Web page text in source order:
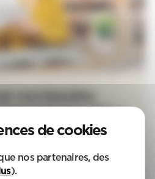
vos besoins
de chez vous ou faites
vie pour intervenir au domicile d’un
être aux personnes, dans les actes de la
nos partenaires, des
).